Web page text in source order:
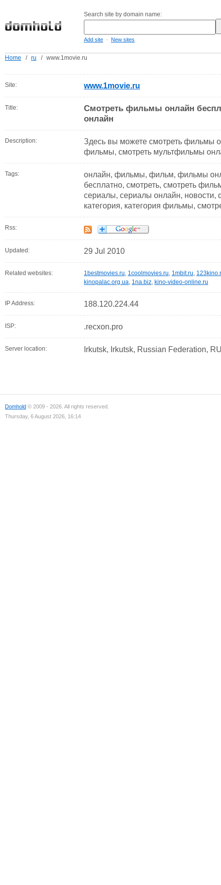
Search site by domain name:
Add site - New sites
Home / ru / www.1movie.ru
Site: www.1movie.ru
Title:
Смотреть фильмы онлайн
онлайн
Description:
Здесь вы можете смотреть фильмы
фильмы, смотреть мультфильмы
Tags:
онлайн, фильмы, фильм, фильмы
бесплатно, смотреть, смотреть
сериалы, сериалы онлайн,
категория, категория фильмы,
Rss:
Updated: 29 Jul 2010
Related websites: 1bestmovies.ru, 1coolmovies.ru, 1mbit.ru,
kinopalac.org.ua, 1na.biz, kino-video-online.ru
IP Address: 188.120.224.44
ISP: .recxon.pro
Server location: Irkutsk, Irkutsk, Russian Federation,
Domhold © 2009 - 2026. All rights reserved.
Thursday, 6 August 2026, 16:14